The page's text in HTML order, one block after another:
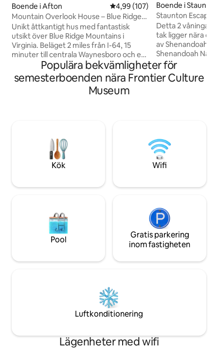
Boende i Afton 4,99 av 5 i genomsnittligt
4,99 (107)
Mountain Overlook House – Blue Ridge
Parkway
Unikt åttkantigt hus med fantastisk
utsikt över Blue Ridge Mountains i
Virginia. Beläget 2 miles från I-64, 15
minuter till centrala Waynesboro och en
enkel 25 minuters bilresa till
Charlottesville och UVA. Öppen
planlösning, perfekt för samling, och
långdistans 180 graders utsikt från
och brädspel i överflöd. Himmelriket för
stjärnskådning och fågelskådning.
Boende i Staunton
Staunton Escape
Detta 2 våningar
tak ligger nära
av Shenandoah
Shenandoah
Parkway ligger
Detta unika
Queen-säng på 1:
tums smart-TV,
avskildhet
Populära bekvämligheter för
semesterboenden nära Frontier Culture
Museum
Kök Wifi
Pool
Gratis parkering
inom fastigheten
Luftkonditionering
Lägenheter med wifi